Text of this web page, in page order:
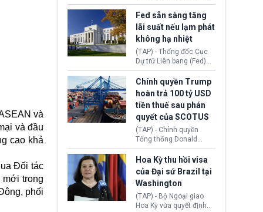
và
và đầu
cao khả
Đối tác
trong
phối
tổ chức cuộc họp khẩn ở
Morocco.
tục thu hồi chứng nhận
hoạt động của tổ chức
hiến tạng Network for
Hope (bang Kentucky).
Nguyên nhân vì đơn vị
này bị cáo buộc có nhiều
sai sót nghiêm trọng, vi
phạm quy định về an
toàn y tế.
Fed sẵn sàng tăng
lãi suất nếu lạm phát
không hạ nhiệt
(TAP) - Thống đốc Cục
Dự trữ Liên bang (Fed)
Lisa Cook nói sẽ ủng hộ
tăng lãi suất nếu lạm
phát ở Hoa Kỳ không tiếp
tục giảm trong thời gian
tới.
Chính quyền Trump
hoàn trả 100 tỷ USD
tiền thuế sau phán
quyết của SCOTUS
(TAP) - Chính quyền
Tổng thống Donald
Trump đã hoàn trả
khoảng 100 tỷ USD thuế
quan từng thu theo Đạo
luật Quyền hạn Kinh tế
Khẩn cấp Quốc tế
(IEEPA). Động thái này
diễn ra sau phán quyết
Hoa Kỳ thu hồi visa
của Đại sứ Brazil tại
Washington
(TAP) - Bộ Ngoại giao
Hoa Kỳ vừa quyết định